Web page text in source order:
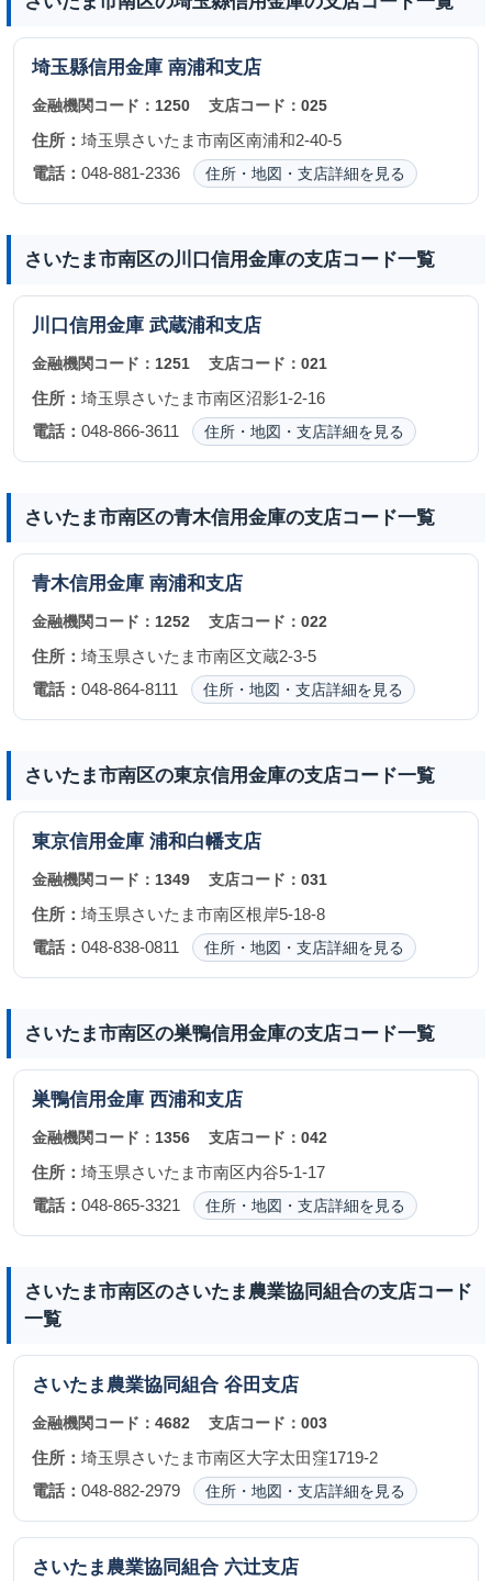
埼玉縣信用金庫 南浦和支店
金融機関コード： 1250 支店コード：025
住所： 埼玉県さいたま市南区南浦和2-40-5
電話： 048-881-2336 住所・地図・支店詳細を見る
さいたま市南区の川口信用金庫の支店コード一覧
川口信用金庫 武蔵浦和支店
金融機関コード： 1251 支店コード：021
住所： 埼玉県さいたま市南区沼影1-2-16
電話： 048-866-3611 住所・地図・支店詳細を見る
さいたま市南区の青木信用金庫の支店コード一覧
青木信用金庫 南浦和支店
金融機関コード： 1252 支店コード：022
住所： 埼玉県さいたま市南区文蔵2-3-5
電話： 048-864-8111 住所・地図・支店詳細を見る
さいたま市南区の東京信用金庫の支店コード一覧
東京信用金庫 浦和白幡支店
金融機関コード： 1349 支店コード：031
住所： 埼玉県さいたま市南区根岸5-18-8
電話： 048-838-0811 住所・地図・支店詳細を見る
さいたま市南区の巣鴨信用金庫の支店コード一覧
巣鴨信用金庫 西浦和支店
金融機関コード： 1356 支店コード：042
住所： 埼玉県さいたま市南区内谷5-1-17
電話： 048-865-3321 住所・地図・支店詳細を見る
さいたま市南区のさいたま農業協同組合の支店コード
一覧
さいたま農業協同組合 谷田支店
金融機関コード： 4682 支店コード：003
住所： 埼玉県さいたま市南区大字太田窪1719-2
電話： 048-882-2979 住所・地図・支店詳細を見る
さいたま農業協同組合 六辻支店